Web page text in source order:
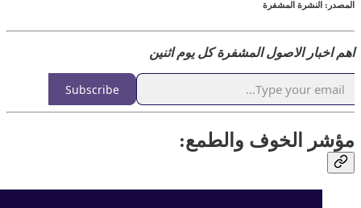
المصدر: النشرة المشفرة
اهم اخبار الاصول المشفرة كل يوم اثنين
Subscribe
مؤشر الخوف والطمع: